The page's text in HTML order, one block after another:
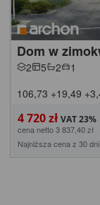
Dom w
2 5 2
1
106,73 +19,49
4 720 zł
cena netto 3 837,40 zł
Najniższa cena z 30